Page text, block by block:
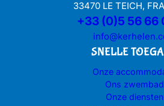
33470 LE TEICH,
+33 (0)5 56 66
SNELLE
Onze
Ons zwembad
Onze diensten